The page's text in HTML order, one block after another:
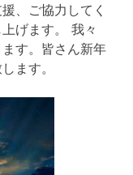
、ご協力してく
げます。 我々
す。皆さん新年
ます。